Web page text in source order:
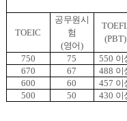
TOEIC
공무원시
험
(영어)
(PBT)
750 75 550 이
670
67 488 이
600
60 457 이
500
50 430 이